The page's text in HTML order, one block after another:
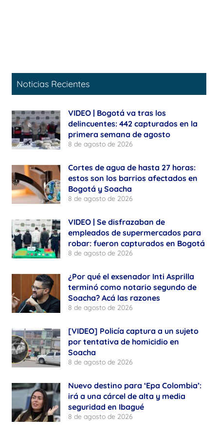
Noticias Recientes
VIDEO | Bogotá va tras los
delincuentes: 442 capturados en la
primera semana de agosto
8 de agosto de 2026
Cortes de agua de hasta 27 horas:
estos son los barrios afectados en
Bogotá y Soacha
8 de agosto de 2026
VIDEO | Se disfrazaban de
empleados de supermercados para
robar: fueron capturados en Bogotá
8 de agosto de 2026
¿Por qué el exsenador Inti Asprilla
terminó como notario segundo de
Soacha? Acá las razones
8 de agosto de 2026
[VIDEO] Policía captura a un sujeto
por tentativa de homicidio en
Soacha
8 de agosto de 2026
Nuevo destino para ‘Epa Colombia’:
irá a una cárcel de alta y media
seguridad en Ibagué
8 de agosto de 2026